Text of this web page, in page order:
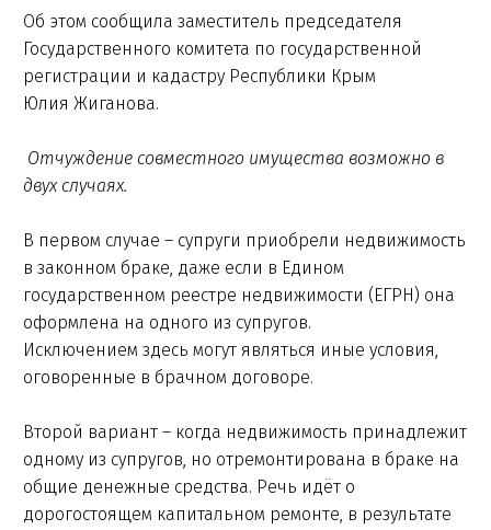
Об этом сообщила заместитель председателя
Государственного комитета по государственной
регистрации и кадастру Республики Крым
Юлия Жиганова.
Отчуждение совместного имущества возможно в
двух случаях.
В первом случае – супруги приобрели недвижимость
в законном браке, даже если в Едином
государственном реестре недвижимости (ЕГРН) она
оформлена на одного из супругов.
Исключением здесь могут являться иные условия,
оговоренные в брачном договоре.
Второй вариант – когда недвижимость принадлежит
одному из супругов, но отремонтирована в браке на
общие денежные средства. Речь идёт о
дорогостоящем капитальном ремонте, в результате